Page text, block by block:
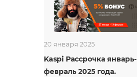
20 января 2025
Kaspi Рассрочка январь-
февраль 2025 года.